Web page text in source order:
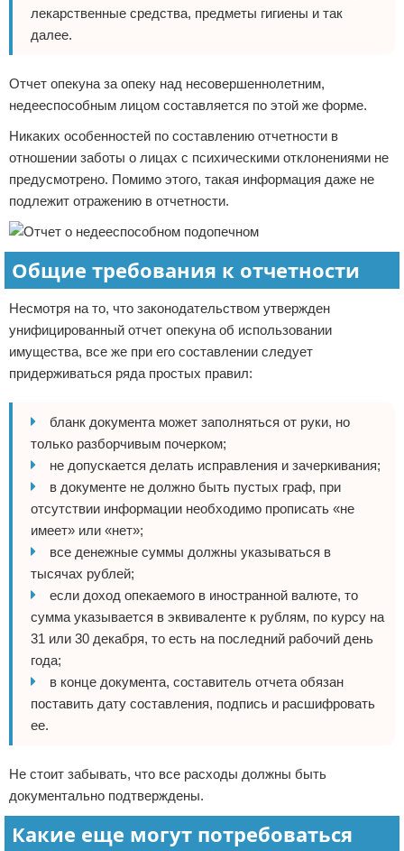
лекарственные средства, предметы гигиены и так
далее.
Отчет опекуна за опеку над несовершеннолетним,
недееспособным лицом составляется по этой же форме.
Никаких особенностей по составлению отчетности в
отношении заботы о лицах с психическими отклонениями не
предусмотрено. Помимо этого, такая информация даже не
подлежит отражению в отчетности.
Общие требования к отчетности
Несмотря на то, что законодательством утвержден
унифицированный отчет опекуна об использовании
имущества, все же при его составлении следует
придерживаться ряда простых правил:
бланк документа может заполняться от руки, но
только разборчивым почерком;
не допускается делать исправления и зачеркивания;
в документе не должно быть пустых граф, при
отсутствии информации необходимо прописать «не
имеет» или «нет»;
все денежные суммы должны указываться в
тысячах рублей;
если доход опекаемого в иностранной валюте, то
сумма указывается в эквиваленте к рублям, по курсу на
31 или 30 декабря, то есть на последний рабочий день
года;
в конце документа, составитель отчета обязан
поставить дату составления, подпись и расшифровать
ее.
Не стоит забывать, что все расходы должны быть
документально подтверждены.
Какие еще могут потребоваться